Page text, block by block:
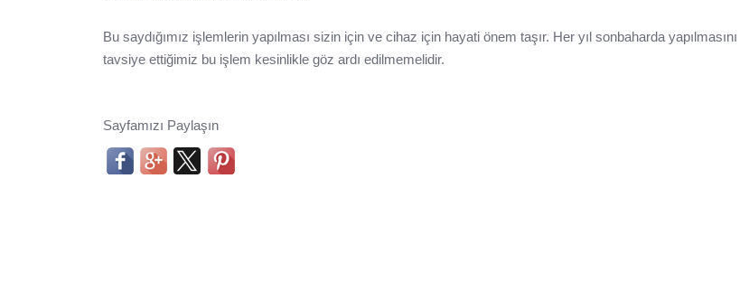
Bu saydığımız işlemlerin yapılması sizin için ve cihaz için hayati önem taşır. Her yıl sonbaharda yapılmasını
tavsiye ettiğimiz bu işlem kesinlikle göz ardı edilmemelidir.
Sayfamızı Paylaşın